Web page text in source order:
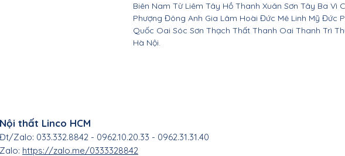
Biên Nam Từ Liêm Tây Hồ Thanh Xuân Sơn Tây Ba Vì
Phượng Đông Anh Gia Lâm Hoài Đức Mê Linh Mỹ Đức
Quốc Oai Sóc Sơn Thạch Thất Thanh Oai Thanh Trì
Hà Nội.
Nội thất Linco HCM
Đt/Zalo: 033.332.8842 - 0962.10.20.33 - 0962.31.31.40
Zalo: https://zalo.me/0333328842